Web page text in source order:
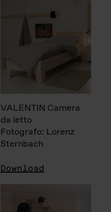
VALENTIN Camera
da letto
Fotografo: Lorenz
Sternbach
Download